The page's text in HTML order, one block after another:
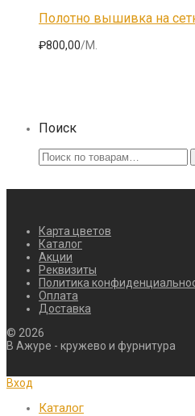
Полотно вышивка на
₽800,00/М.
Поиск
Искать:
Карта цветов
Каталог
Акции
Реквизиты
Политика
Оплата
Доставка
© 2026
В Ажуре - кружево и фурнитура
Вход
Каталог